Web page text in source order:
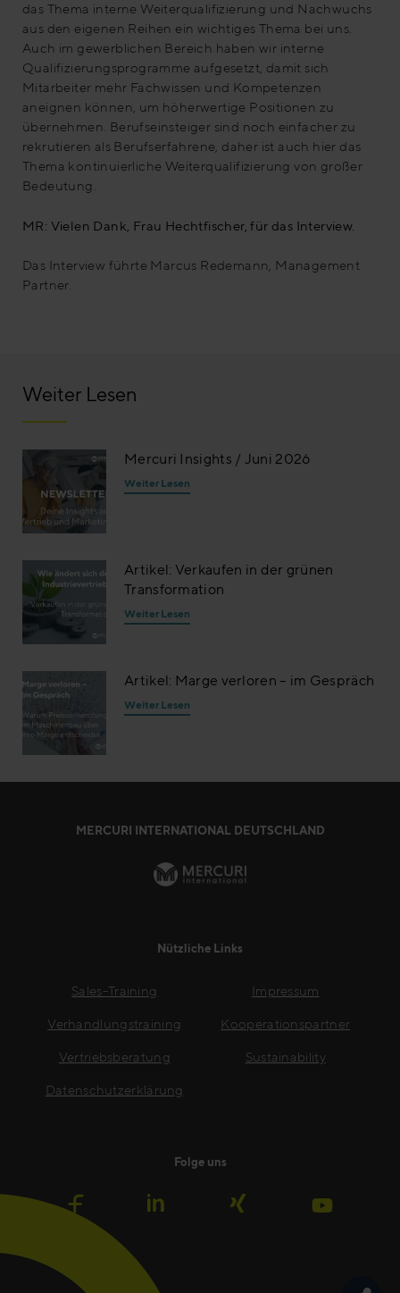
das Thema interne Weiterqualifizierung und Nachwuchs
aus den eigenen Reihen ein wichtiges Thema bei uns.
Auch im gewerblichen Bereich haben wir interne
Qualifizierungsprogramme aufgesetzt, damit sich
Mitarbeiter mehr Fachwissen und Kompetenzen
aneignen können, um höherwertige Positionen zu
übernehmen. Berufseinsteiger sind noch einfacher zu
rekrutieren als Berufserfahrene, daher ist auch hier das
Thema kontinuierliche Weiterqualifizierung von großer
Bedeutung.
MR: Vielen Dank, Frau Hechtfischer, für das Interview.
Das Interview führte Marcus Redemann, Management
Partner.
Weiter Lesen
Mercuri Insights / Juni 2026
Weiter Lesen
Artikel: Verkaufen in der grünen
Transformation
Weiter Lesen
Artikel: Marge verloren – im Gespräch
Weiter Lesen
MERCURI INTERNATIONAL DEUTSCHLAND
Nützliche Links
Sales-Training
Verhandlungstraining
Vertriebsberatung
Datenschutzerklärung
Impressum
Kooperationspartner
Sustainability
Folge uns